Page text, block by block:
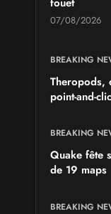
Japan
07/08/2026
BREAKING
Theropods,
point-and-
BREAKING
Quake fête
de 19 maps
BREAKING